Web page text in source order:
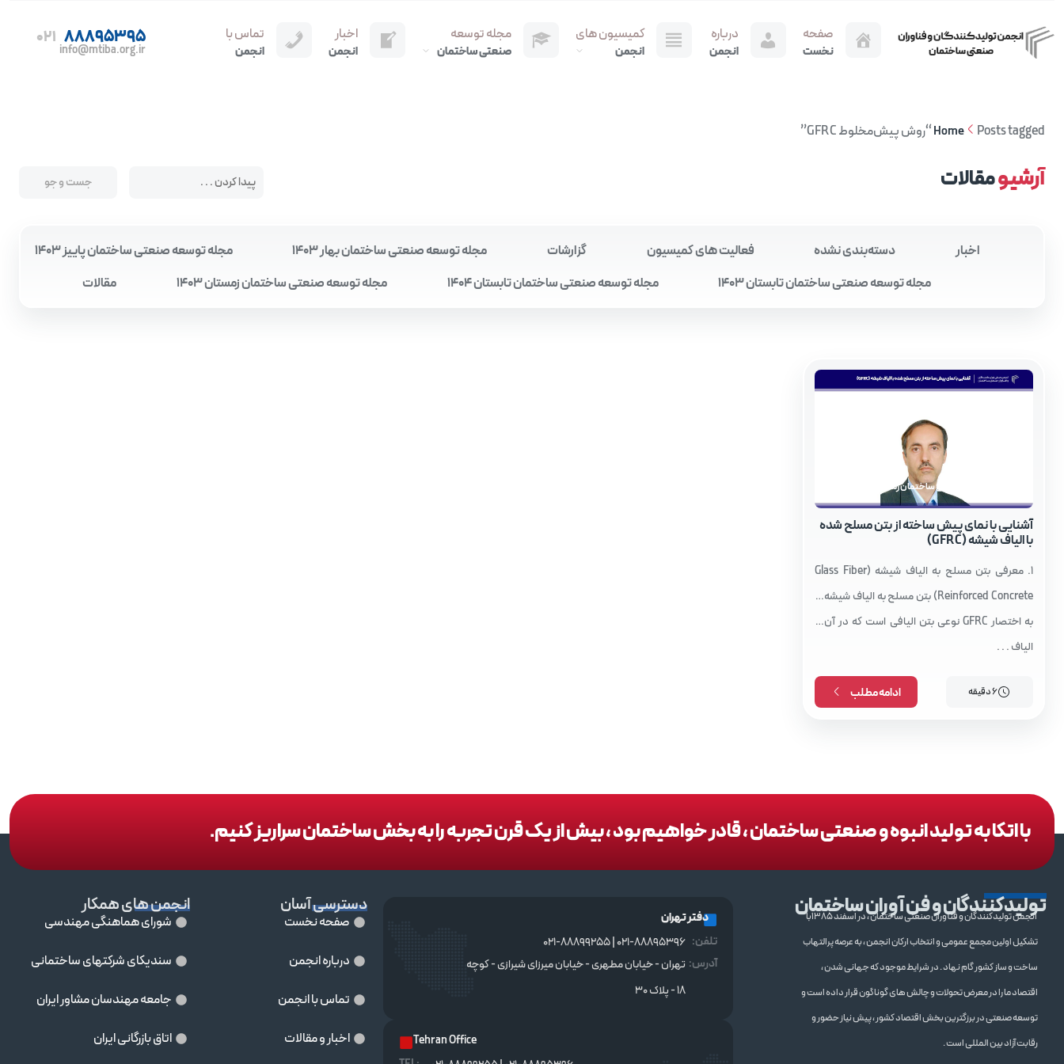
صفحه
نخست
درباره
انجمن
کمیسیون های
انجمن
مجله توسعه
صنعتی ساختمان
اخبار
انجمن
تماس با
انجمن
021 88895395
info@mtiba.org.ir
Home Posts tagged “روش پیش‌مخلوط GFRC”
آرشیومقالات
اخبار دسته‌بندی نشده فعالیت های کمیسیون گزارشات مجله توسعه صنعتی ساختمان بهار 1403
مجله توسعه صنعتی ساختمان پاییز 1403
مجله توسعه صنعتی ساختمان تابستان 1403
مجله توسعه صنعتی ساختمان تابستان 1404 مجله توسعه صنعتی ساختمان زمستان 1403 مقالات
مجله توسعه صنعتی ساختمان زمستان 1403
‌آشنایی با نمای پیش‌ ساخته از بتن مسلح شده
با الیاف شیشه (GFRC)
1. معرفی بتن مسلح به الیاف شیشه (Glass Fiber
Reinforced Concrete) بتن مسلح به الیاف شیشه یا
به اختصار GFRC نوعی بتن الیافی است که در آن از
الیاف . . .
6 دقیقه ادامه مطلب
با اتکا به تولید انبوه و صنعتی ساختمان ، قادر خواهیم بود ، بیش از یک قرن تجربه را به بخش ساختمان سراریز کنیم.
تولیدکنندگان و فن آوران ساختمان
انجمن تولیدکنندگان و فنآوران صنعتی ساختمان ، در اسفند 1385با
تشکیل اولین مجمع عمومی و انتخاب ارکان انجمن ، به عرصه پرالتهاب
ساخت و ساز کشور گام نهاد . در شرایط موجود که جهانی شدن ،
اقتصاد ما را در معرض تحولات و چالش های گوناگون قرار داده است و
توسعه صنعتی در برزگترین بخش اقتصاد کشور ، پیش نیاز حضور و
رقابت آزاد بین المللی است .
دفتر تهران
تلفن: 021-88895396 | 021-88899255
آدرس: تهران - خیابان مطهری - خیابان میرزای شیرازی - کوچه
۱۸ - پلاک ۳۰
Tehran Office
دسترسی آسان
صفحه نخست
درباره انجمن
تماس با انجمن
اخبار و مقالات
انجمن های همکار
شورای هماهنگی مهندسی
سندیکای شرکتهای ساختمانی
جامعه مهندسان مشاور ايران
اتاق بازرگانی ایران